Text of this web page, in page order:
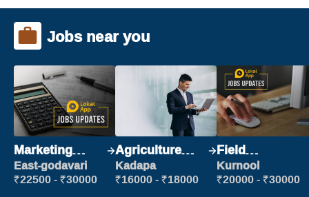
Jobs near you
Marketing
Executive
East-godavari
₹22500 - ₹30000
Agriculture
Labour
Kadapa
₹16000 - ₹18000
Field
Marketing
Executive
Kurnool
₹20000 - ₹30000